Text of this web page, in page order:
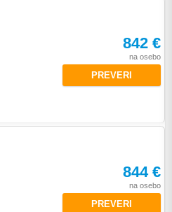
842 €
na osebo
PREVERI
844 €
na osebo
PREVERI